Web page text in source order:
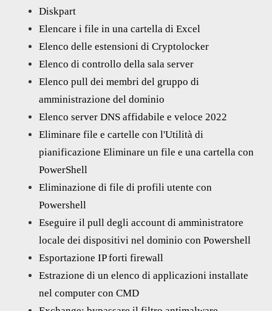
Diskpart
Elencare i file in una cartella di Excel
Elenco delle estensioni di Cryptolocker
Elenco di controllo della sala server
Elenco pull dei membri del gruppo di
amministrazione del dominio
Elenco server DNS affidabile e veloce 2022
Eliminare file e cartelle con l'Utilità di
pianificazione Eliminare un file e una cartella con
PowerShell
Eliminazione di file di profili utente con
Powershell
Eseguire il pull degli account di amministratore
locale dei dispositivi nel dominio con Powershell
Esportazione IP forti firewall
Estrazione di un elenco di applicazioni installate
nel computer con CMD